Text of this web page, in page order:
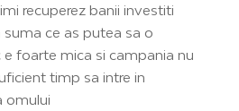
recuperez banii investiti
suma ce as putea sa o
e foarte mica si campania nu
timp sa intre in
omului